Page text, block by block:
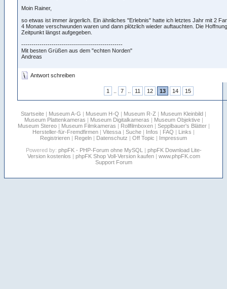
Moin Rainer,
so etwas ist immer ärgerlich. Ein ähnliches "Erlebnis" hatte ich letztes Jahr mit 2
4 Monate verschwunden waren und dann plötzlich wieder auftauchten. Die
Zeitpunkt längst aufgegeben.
--------------------------------------------------
Mit besten Grüßen aus dem "echten Norden"
Andreas
Antwort schreiben
1 7 11 12 13 14 15
Startseite | Museum A-G | Museum H-Q | Museum R-Z | Museum Kleinbild |
Museum Plattenkameras | Museum Digitalkameras | Museum Objektive|
Museum Stereo| Museum Filmkameras | Rollfilmboxen| Sepplbauer's Blätter|
Hersteller-für-Fremdfirmen | Vitessa | Suche | Infos | FAQ | Links |
Registrieren | Regeln | Datenschutz | Off Topic | Impressum
Powered by: phpFK - PHP-Forum ohne MySQL | phpFK Download Lite-
Version kostenlos | phpFK Shop Voll-Version kaufen| www.phpFK.com
Support Forum